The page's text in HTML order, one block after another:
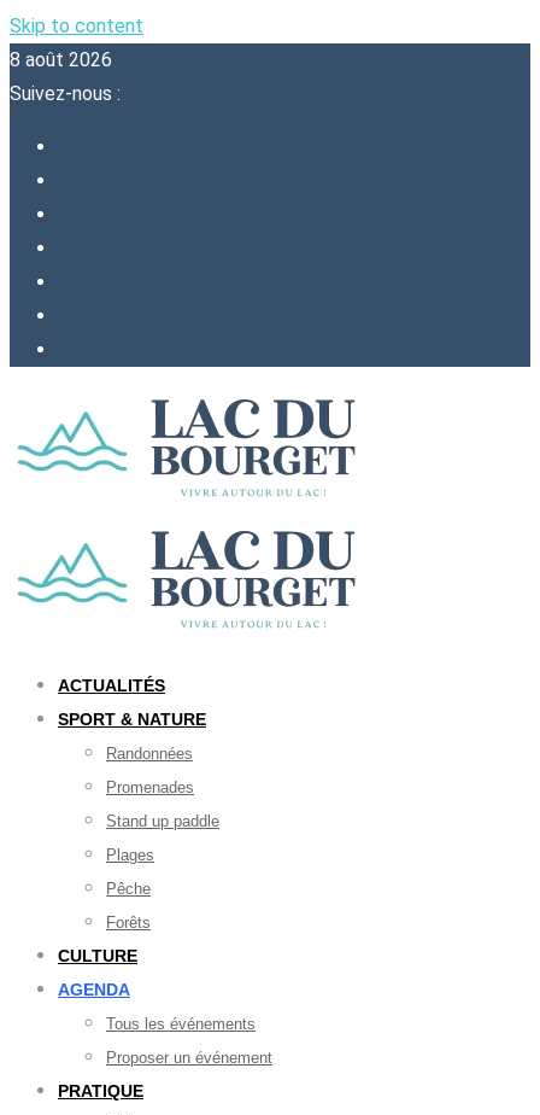
Skip to content
8 août 2026
Suivez-nous :
ACTUALITÉS
SPORT & NATURE
Randonnées
Promenades
Stand up paddle
Plages
Pêche
Forêts
CULTURE
AGENDA
Tous les événements
Proposer un événement
PRATIQUE